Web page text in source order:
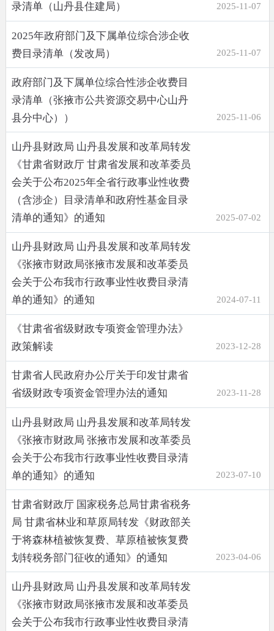
录清单（山丹县住建局）
2025-11-07
2025年政府部门及下属单位综合涉企收
费目录清单（发改局）
2025-11-07
政府部门及下属单位综合性涉企收费目
录清单（张掖市公共资源交易中心山丹
县分中心））
2025-11-06
山丹县财政局 山丹县发展和改革局转发
《甘肃省财政厅 甘肃省发展和改革委员
会关于公布2025年全省行政事业性收费
（含涉企）目录清单和政府性基金目录
清单的通知》的通知
2025-07-02
山丹县财政局 山丹县发展和改革局转发
《张掖市财政局张掖市发展和改革委员
会关于公布我市行政事业性收费目录清
单的通知》的通知
2024-07-11
《甘肃省省级财政专项资金管理办法》
政策解读
2023-12-28
甘肃省人民政府办公厅关于印发甘肃省
省级财政专项资金管理办法的通知
2023-11-28
山丹县财政局 山丹县发展和改革局转发
《张掖市财政局 张掖市发展和改革委员
会关于公布我市行政事业性收费目录清
单的通知》的通知
2023-07-10
甘肃省财政厅 国家税务总局甘肃省税务
局 甘肃省林业和草原局转发《财政部关
于将森林植被恢复费、草原植被恢复费
划转税务部门征收的通知》的通知
2023-04-06
山丹县财政局 山丹县发展和改革局转发
《张掖市财政局张掖市发展和改革委员
会关于公布我市行政事业性收费目录清